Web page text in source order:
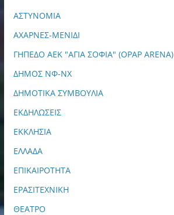
ΑΣΤΥΝΟΜΙΑ
ΑΧΑΡΝΕΣ-ΜΕΝΙΔΙ
ΓΗΠΕΔΟ ΑΕΚ "ΑΓΙΑ ΣΟΦΙΑ" (OPAP ARENA)
ΔΗΜΟΣ ΝΦ-ΝΧ
ΔΗΜΟΤΙΚΑ ΣΥΜΒΟΥΛΙΑ
ΕΚΔΗΛΩΣΕΙΣ
ΕΚΚΛΗΣΙΑ
ΕΛΛΑΔΑ
ΕΠΙΚΑΙΡΟΤΗΤΑ
ΕΡΑΣΙΤΕΧΝΙΚΗ
ΘΕΑΤΡΟ